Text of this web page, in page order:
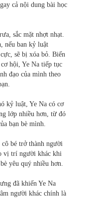
cả nội dung bài học
sắc mặt nhợt nhạt.
nếu ban kỷ luật
sẽ bị xóa bỏ. Biến
hội, Ye Na tiếp tục
đạo của mình theo
kỷ luật, Ye Na có cơ
lớp nhiều hơn, từ đó
bạn bè mình.
bé trở thành người
vị trí người khác khi
yêu quý nhiều hơn.
đã khiến Ye Na
người khác chính là